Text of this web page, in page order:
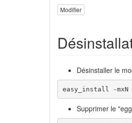
Modifier
Désinstaller le
easy_install -
Supprimer le